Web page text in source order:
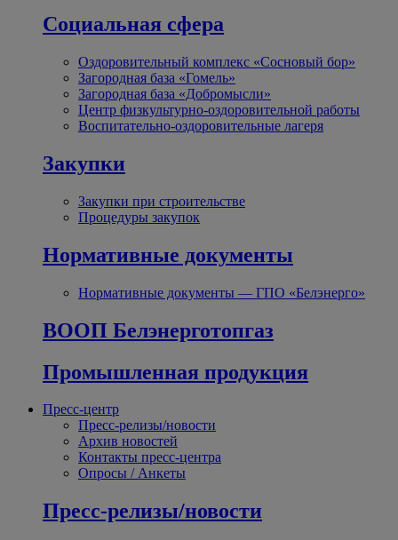
Социальная сфера
Оздоровительный комплекс «Сосновый бор»
Загородная база «Гомель»
Загородная база «Добромысли»
Центр физкультурно-оздоровительной работы
Воспитательно-оздоровительные лагеря
Закупки
Закупки при строительстве
Процедуры закупок
Нормативные документы
Нормативные документы — ГПО «Белэнерго»
ВООП Белэнерготопгаз
Промышленная продукция
Пресс-центр
Пресс-релизы/новости
Архив новостей
Контакты пресс-центра
Опросы / Анкеты
Пресс-релизы/новости